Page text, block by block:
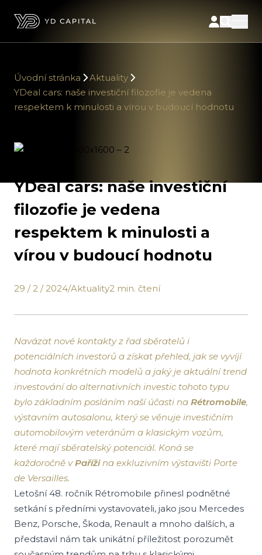
Úvodní stránka
Aktuality
YDeal cars: naše investiční filozofie je vedena
respektem k minulosti a vírou v budoucí hodnotu
YDeal cars: naše investiční
filozofie je vedena
respektem k minulosti a
vírou v budoucí hodnotu
29 / 2 / 2024/Aktuality2 min. čtení
Navázat nové kontakty z řad sběratelů i
potenciálních investorů a získat přehled, jak se vyvíjí
hodnota konkrétních modelů a jaký je aktuální trend
investování do alternativních investic tohoto typu
bylo základním posláním naší účasti na Rétromobile,
výstavním autosalonu, který se věnuje investičním
automobilovým veteránům a klasickým vozům,
které mají sběratelský potenciál. Koná se
každoročně vPařížina exkluzivním výstavišti Porte
de Versailles.
Letošní 48. ročník Rétromobile přinesl podnětné
setkání s předními vystavovateli, jako jsou Mercedes
Benz, Porsche, Škoda, Renault a mnoho dalších, a
představil nám tak unikátní příležitost porozumět